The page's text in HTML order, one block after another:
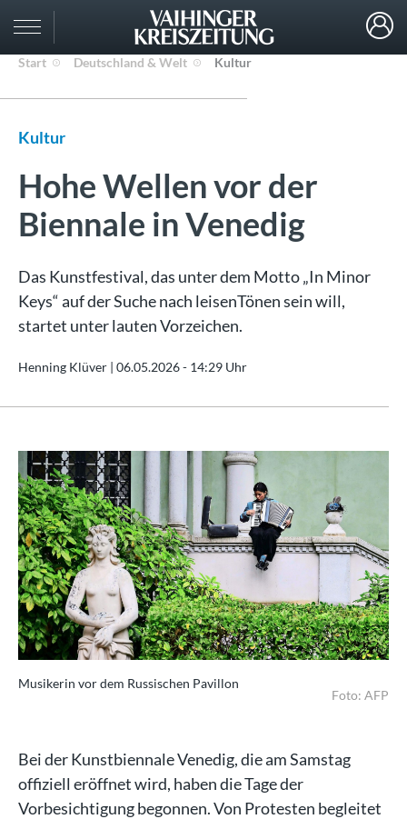
Start Deutschland & Welt Kultur
Kultur
Hohe Wellen vor der
Biennale in Venedig
Das Kunstfestival, das unter dem Motto „In Minor
Keys“ auf der Suche nach leisenTönen sein will,
startet unter lauten Vorzeichen.
Henning Klüver | 06.05.2026 - 14:29 Uhr
Musikerin vor dem Russischen Pavillon
Foto: AFP
Bei der Kunstbiennale Venedig, die am Samstag
offiziell eröffnet wird, haben die Tage der
Vorbesichtigung begonnen. Von Protesten begleitet